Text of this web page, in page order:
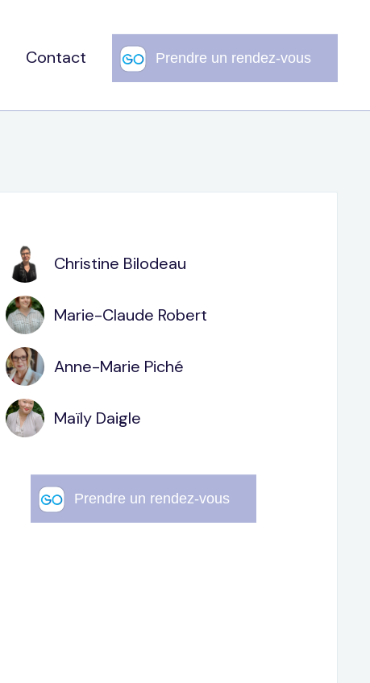
Contact
Christine Bilodeau
Marie-Claude Robert
Anne-Marie Piché
Maïly Daigle